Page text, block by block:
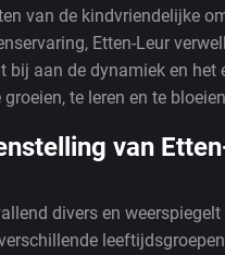
van de kindvriendelijke
Etten-Leur
bij aan de dynamiek en het
te leren en te
van
divers en weerspiegelt